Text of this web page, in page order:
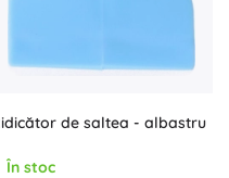
de saltea - albastru
În stoc